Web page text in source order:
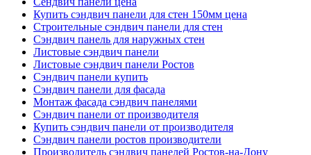
Купить сэндвич панели для стен 150мм цена
Строительные сэндвич панели для стен
Сэндвич панель для наружных стен
Листовые сэндвич панели
Листовые сэндвич панели Ростов
Сэндвич панели купить
Сэндвич панели для фасада
Монтаж фасада сэндвич панелями
Сэндвич панели от производителя
Купить сэндвич панели от производителя
Сэндвич панели ростов производители
Производитель сэндвич панелей Ростов-на-Дону